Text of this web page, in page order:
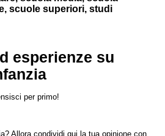
scuole superiori, studi
esperienze su
per primo!
Allora condividi qui la tua opinione con